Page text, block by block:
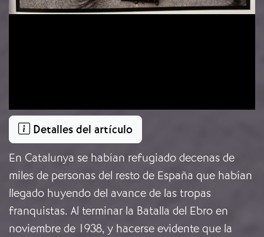
Detalles del artículo
En Catalunya se habían refugiado decenas de
miles de personas del resto de España que habían
llegado huyendo del avance de las tropas
franquistas. Al terminar la Batalla del Ebro en
noviembre de 1938, y hacerse evidente que la